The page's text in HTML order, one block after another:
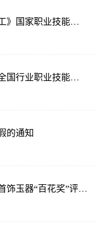
关于召开《宝石琢磨工》国家职业技能标准终审会的通知
关于组织参加2024年全国行业职业技能竞赛——第五届轻工大赛动员大会暨全国轻工行业裁判员培训的通知
的通知
关于举办2024年中国首饰玉器“百花奖”评选活动的通知